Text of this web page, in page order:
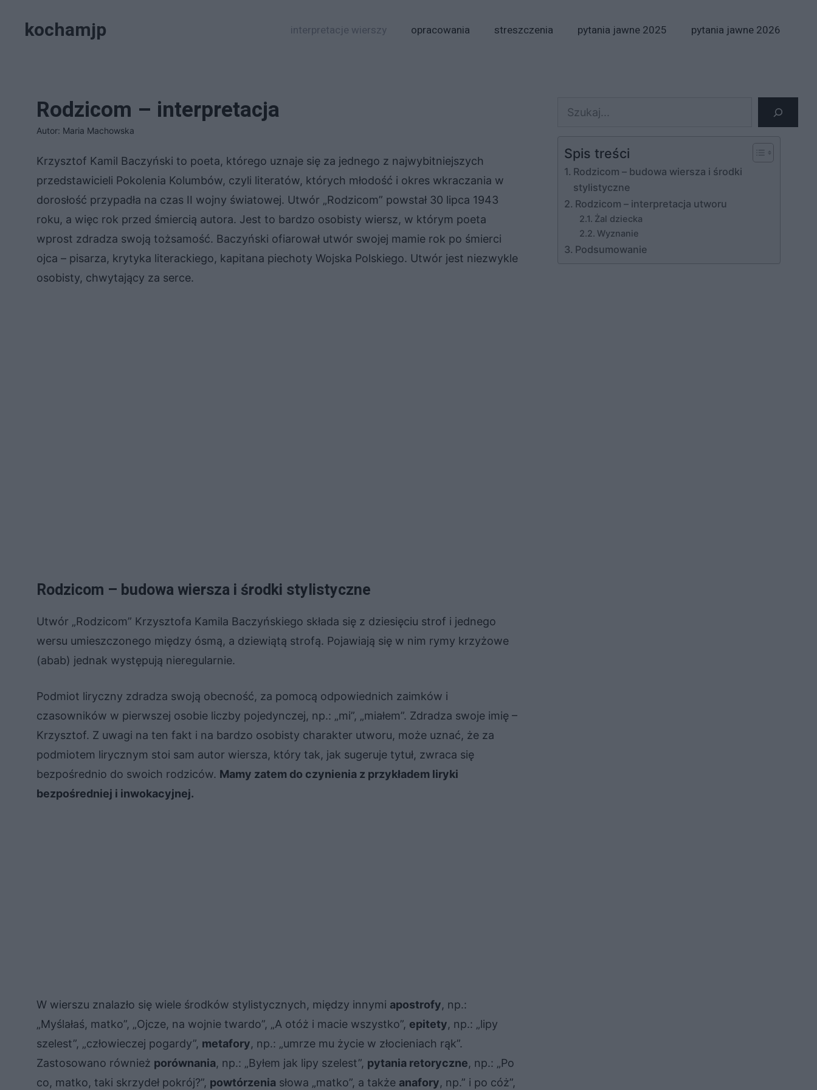
kochamjp interpretacje wierszy opracowania streszczenia pytania jawne 2025 pytania jawne 2026
Rodzicom – interpretacja
Autor: Maria Machowska
Krzysztof Kamil Baczyński to poeta, którego uznaje się za jednego z najwybitniejszych
przedstawicieli Pokolenia Kolumbów, czyli literatów, których młodość i okres wkraczania w
dorosłość przypadła na czas II wojny światowej. Utwór „Rodzicom” powstał 30 lipca 1943
roku, a więc rok przed śmiercią autora. Jest to bardzo osobisty wiersz, w którym poeta
wprost zdradza swoją tożsamość. Baczyński ofiarował utwór swojej mamie rok po śmierci
ojca – pisarza, krytyka literackiego, kapitana piechoty Wojska Polskiego. Utwór jest niezwykle
osobisty, chwytający za serce.
Rodzicom – budowa wiersza i środki stylistyczne
Utwór „Rodzicom” Krzysztofa Kamila Baczyńskiego składa się z dziesięciu strof i jednego
wersu umieszczonego między ósmą, a dziewiątą strofą. Pojawiają się w nim rymy krzyżowe
(abab) jednak występują nieregularnie.
Podmiot liryczny zdradza swoją obecność, za pomocą odpowiednich zaimków i
czasowników w pierwszej osobie liczby pojedynczej, np.: „mi”, „miałem”. Zdradza swoje imię –
Krzysztof. Z uwagi na ten fakt i na bardzo osobisty charakter utworu, może uznać, że za
podmiotem lirycznym stoi sam autor wiersza, który tak, jak sugeruje tytuł, zwraca się
bezpośrednio do swoich rodziców. Mamy zatem do czynienia z przykładem liryki
bezpośredniej i inwokacyjnej.
W wierszu znalazło się wiele środków stylistycznych, między innymi apostrofy, np.:
„Myślałaś, matko”, „Ojcze, na wojnie twardo”, „A otóż i macie wszystko”, epitety, np.: „lipy
szelest”, „człowieczej pogardy”, metafory, np.: „umrze mu życie w złocieniach rąk”.
Zastosowano również porównania, np.: „Byłem jak lipy szelest”, pytania retoryczne, np.: „Po
co, matko, taki skrzydeł pokrój?”, powtórzenia słowa „matko”, a także anafory, np.” i po cóż”,
Szukaj
Spis treści
Rodzicom – budowa wiersza i środki
stylistyczne
Rodzicom – interpretacja utworu
Żal dziecka
Wyznanie
Podsumowanie